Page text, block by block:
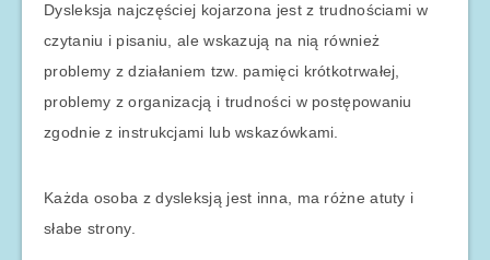
Dysleksja najczęściej kojarzona jest z trudnościami w
czytaniu i pisaniu, ale wskazują na nią również
problemy z działaniem tzw. pamięci krótkotrwałej,
problemy z organizacją i trudności w postępowaniu
zgodnie z instrukcjami lub wskazówkami.
Każda osoba z dysleksją jest inna, ma różne atuty i
słabe strony.